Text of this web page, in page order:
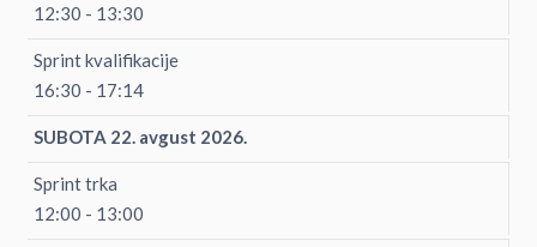
12:30 - 13:30
Sprint kvalifikacije
16:30 - 17:14
SUBOTA 22. avgust 2026.
Sprint trka
12:00 - 13:00